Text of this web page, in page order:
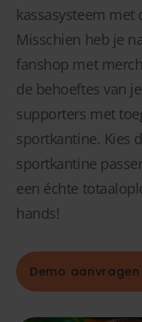
kassasysteem met
Misschien heb je
fanshop met
de behoeftes van
supporters met
sportkantine. Kies
sportkantine
een échte
hands!
Demo aanvragen